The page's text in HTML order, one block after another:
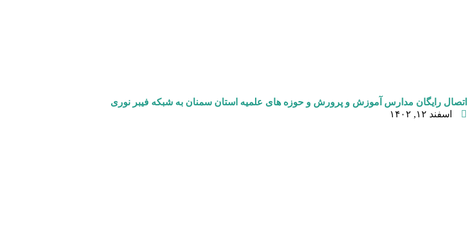
اتصال رایگان مدارس آموزش و پرورش و حوزه های علمیه استان سمنان به شبکه فیبر نوری
اسفند ۱۲, ۱۴۰۲